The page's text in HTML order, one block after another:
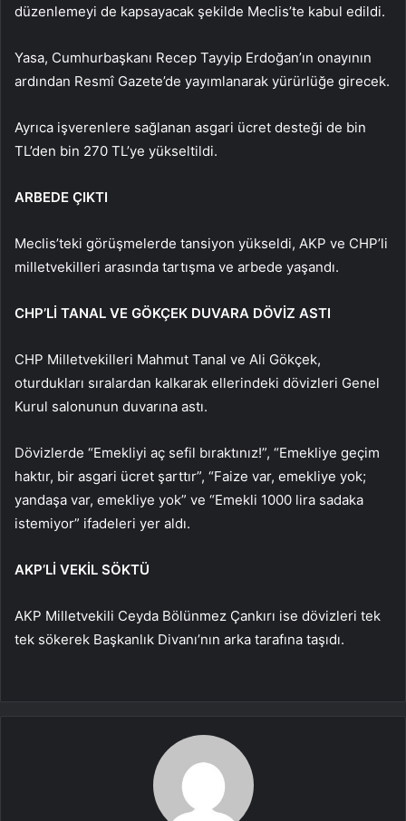
düzenlemeyi de kapsayacak şekilde Meclis’te kabul edildi.
Yasa, Cumhurbaşkanı Recep Tayyip Erdoğan’ın onayının
ardından Resmî Gazete’de yayımlanarak yürürlüğe girecek.
Ayrıca işverenlere sağlanan asgari ücret desteği de bin
TL’den bin 270 TL’ye yükseltildi.
ARBEDE ÇIKTI
Meclis’teki görüşmelerde tansiyon yükseldi, AKP ve CHP’li
milletvekilleri arasında tartışma ve arbede yaşandı.
CHP’Lİ TANAL VE GÖKÇEK DUVARA DÖVİZ ASTI
CHP Milletvekilleri Mahmut Tanal ve Ali Gökçek,
oturdukları sıralardan kalkarak ellerindeki dövizleri Genel
Kurul salonunun duvarına astı.
Dövizlerde “Emekliyi aç sefil bıraktınız!”, “Emekliye geçim
haktır, bir asgari ücret şarttır”, “Faize var, emekliye yok;
yandaşa var, emekliye yok” ve “Emekli 1000 lira sadaka
istemiyor” ifadeleri yer aldı.
AKP’Lİ VEKİL SÖKTÜ
AKP Milletvekili Ceyda Bölünmez Çankırı ise dövizleri tek
tek sökerek Başkanlık Divanı’nın arka tarafına taşıdı.